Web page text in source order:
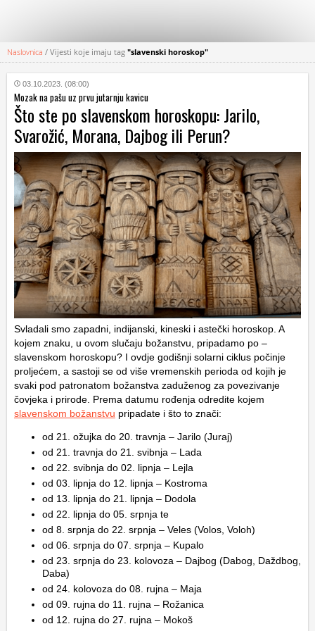
KATEGORIJE
HRVATSKI
WEB
Naslovnica / Vijesti koje imaju tag "slavenski horoskop"
03.10.2023. (08:00)
Mozak na pašu uz prvu jutarnju kavicu
Što ste po slavenskom horoskopu: Jarilo,
Svarožić, Morana, Dajbog ili Perun?
Svladali smo zapadni, indijanski, kineski i astečki horoskop. A
kojem znaku, u ovom slučaju božanstvu, pripadamo po –
slavenskom horoskopu? I ovdje godišnji solarni ciklus počinje
proljećem, a sastoji se od više vremenskih perioda od kojih je
svaki pod patronatom božanstva zaduženog za povezivanje
čovjeka i prirode. Prema datumu rođenja odredite kojem
slavenskom božanstvu pripadate i što to znači:
od 21. ožujka do 20. travnja – Jarilo (Juraj)
od 21. travnja do 21. svibnja – Lada
od 22. svibnja do 02. lipnja – Lejla
od 03. lipnja do 12. lipnja – Kostroma
od 13. lipnja do 21. lipnja – Dodola
od 22. lipnja do 05. srpnja te
od 8. srpnja do 22. srpnja – Veles (Volos, Voloh)
od 06. srpnja do 07. srpnja – Kupalo
od 23. srpnja do 23. kolovoza – Dajbog (Dabog, Daždbog,
Daba)
od 24. kolovoza do 08. rujna – Maja
od 09. rujna do 11. rujna – Rožanica
od 12. rujna do 27. rujna – Mokoš